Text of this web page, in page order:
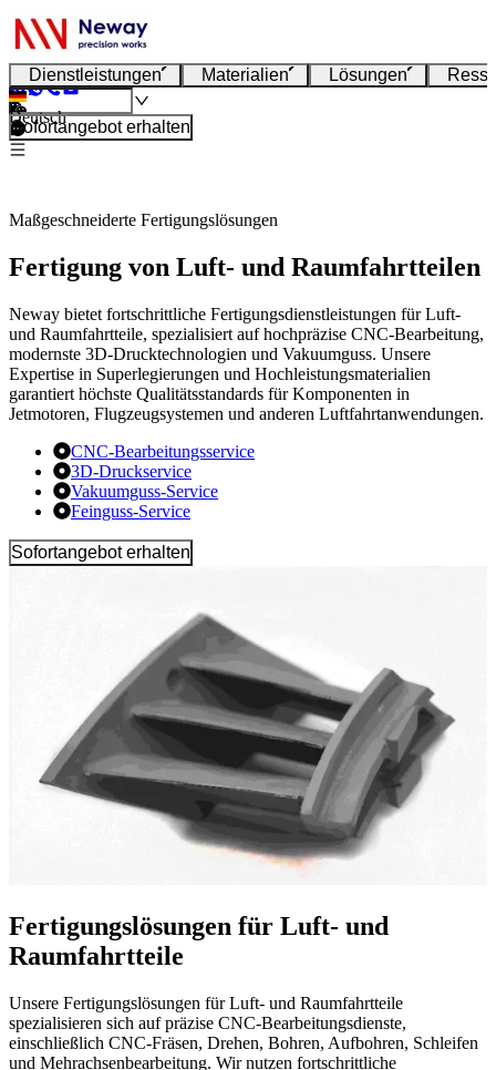
Dienstleistungen Materialien Lösungen
Deutsch
Sofortangebot erhalten
Maßgeschneiderte Fertigungslösungen
Fertigung von Luft- und Raumfahrtteilen
Neway bietet fortschrittliche Fertigungsdienstleistungen für Luft-
und Raumfahrtteile, spezialisiert auf hochpräzise CNC-Bearbeitung,
modernste 3D-Drucktechnologien und Vakuumguss. Unsere
Expertise in Superlegierungen und Hochleistungsmaterialien
garantiert höchste Qualitätsstandards für Komponenten in
Jetmotoren, Flugzeugsystemen und anderen Luftfahrtanwendungen.
CNC-Bearbeitungsservice
3D-Druckservice
Vakuumguss-Service
Feinguss-Service
Sofortangebot erhalten
Fertigungslösungen für Luft- und
Raumfahrtteile
Unsere Fertigungslösungen für Luft- und Raumfahrtteile
spezialisieren sich auf präzise CNC-Bearbeitungsdienste,
einschließlich CNC-Fräsen, Drehen, Bohren, Aufbohren, Schleifen
und Mehrachsenbearbeitung. Wir nutzen fortschrittliche